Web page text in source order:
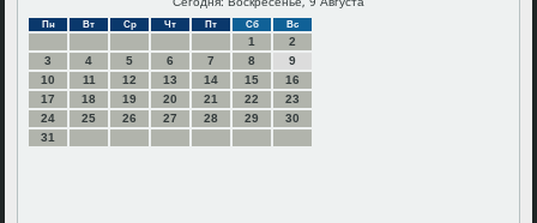
Пн Вт Ср Чт Пт Сб Вс
1
2
3
4 5 6 7 8
9
10
11 12 13 14 15
16
17
18 19 20 21 22
23
24
25 26 27 28 29
30
31